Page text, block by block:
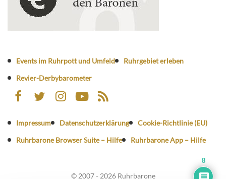
Events im Ruhrpott und Umfeld
Ruhrgebiet erleben
Revier-Derbybarometer
Impressum Datenschutzerklärung
Cookie-Richtlinie (EU)
Ruhrbarone Browser Suite – Hilfe
Ruhrbarone App – Hilfe
© 2007 - 2026 Ruhrbarone
8